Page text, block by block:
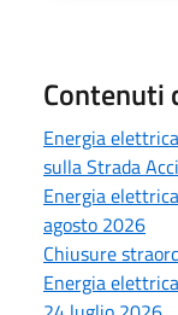
Contenuti
Energia
sulla Strada
Energia
agosto 2026
Chiusure
Energia